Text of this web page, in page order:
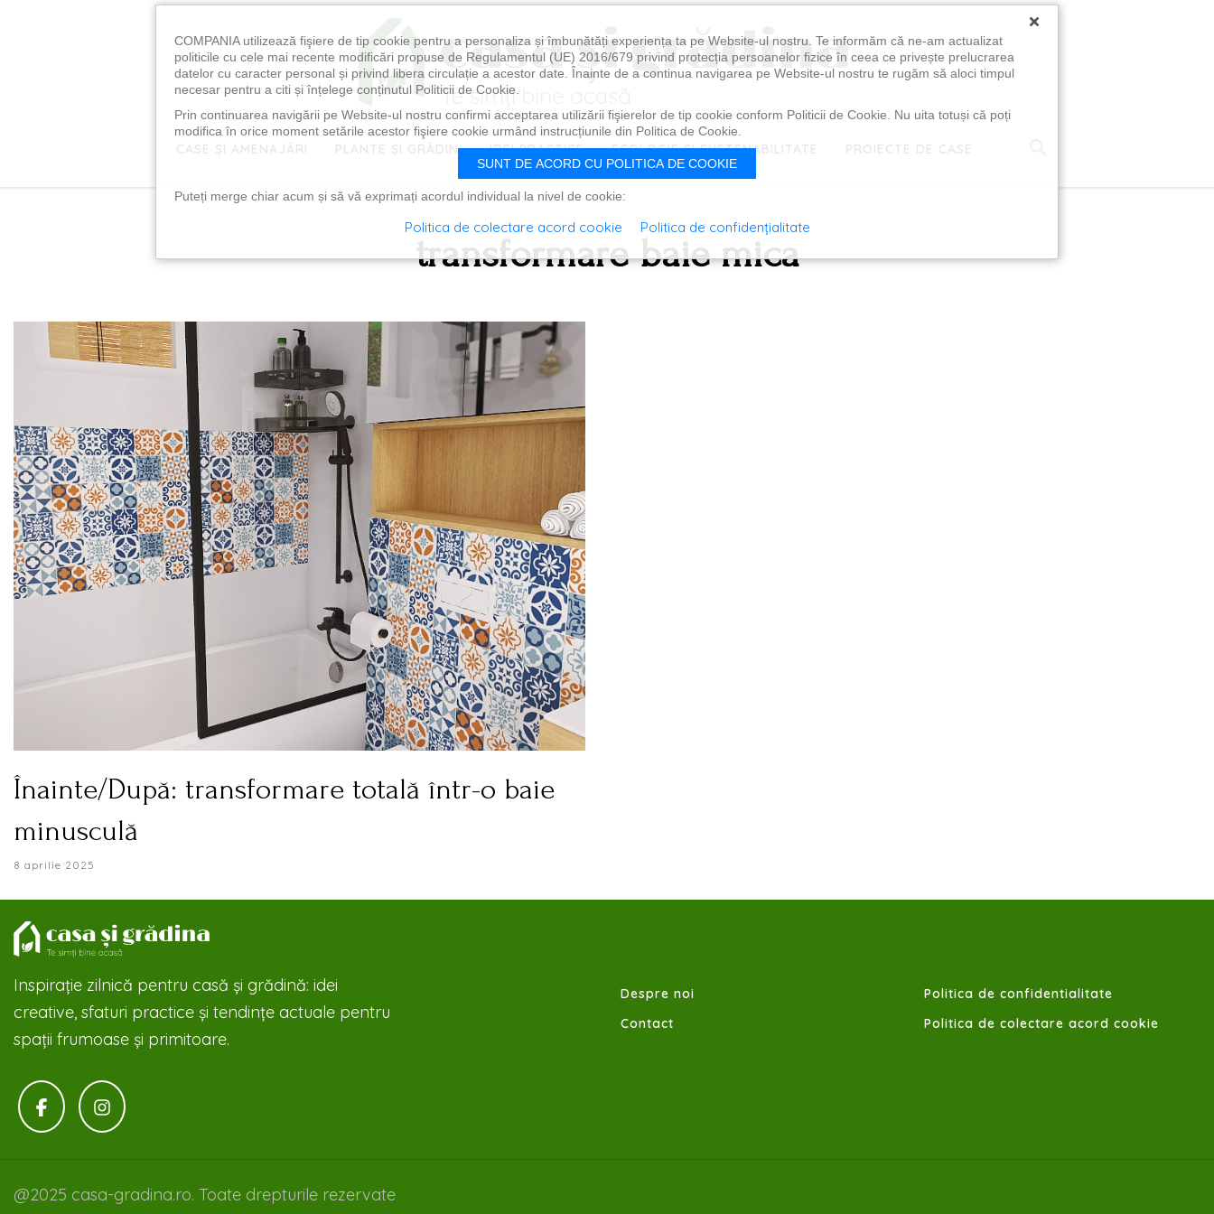
CASE ȘI AMENAJĂRI PLANTE ȘI GRĂDINI IDEI PRACTICE ECOLOGIE ȘI SUSTENABILITATE PROIECTE DE CASE
transformare baie mica
Înainte/După: transformare totală într-o baie
minusculă
8 aprilie 2025
Inspirație zilnică pentru casă și grădină: idei
creative, sfaturi practice și tendințe actuale pentru
spații frumoase și primitoare.
Despre noi
Contact
Politica de confidentialitate
Politica de colectare acord cookie
@2025 casa-gradina.ro. Toate drepturile rezervate
×
COMPANIA utilizează fişiere de tip cookie pentru a personaliza și îmbunătăți experiența ta pe Website-ul nostru. Te informăm că ne-am actualizat
politicile cu cele mai recente modificări propuse de Regulamentul (UE) 2016/679 privind protecția persoanelor fizice în ceea ce privește prelucrarea
datelor cu caracter personal și privind libera circulație a acestor date. Înainte de a continua navigarea pe Website-ul nostru te rugăm să aloci timpul
necesar pentru a citi și înțelege conținutul Politicii de Cookie.
Prin continuarea navigării pe Website-ul nostru confirmi acceptarea utilizării fişierelor de tip cookie conform Politicii de Cookie. Nu uita totuși că poți
modifica în orice moment setările acestor fişiere cookie urmând instrucțiunile din Politica de Cookie.
SUNT DE ACORD CU POLITICA DE COOKIE
Puteți merge chiar acum și să vă exprimați acordul individual la nivel de cookie:
Politica de colectare acord cookie Politica de confidențialitate